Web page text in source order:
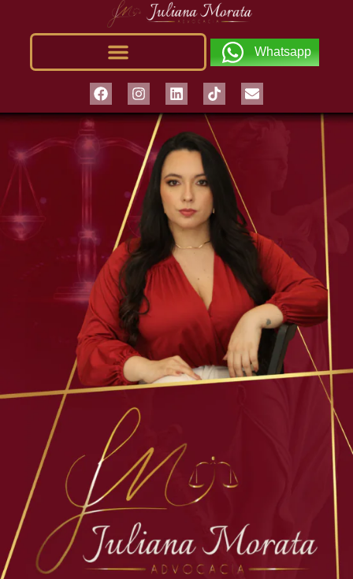
Whatsapp